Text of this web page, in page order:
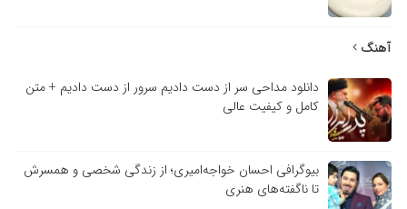
آهنگ
دانلود مداحی سر از دست دادیم سرور از دست دادیم + متن
کامل و کیفیت عالی
بیوگرافی احسان خواجه‌امیری؛ از زندگی شخصی و همسرش
تا ناگفته‌های هنری